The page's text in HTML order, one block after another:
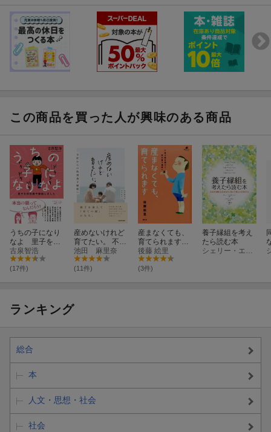
この商品を買った人が興味のある商品
うちの子になり
なよ 里子を特
別養子縁組しま
した
古泉智浩
(17件)
産めないけれど
育てたい。 不妊
からの特別養子
縁組へ
池田 麻里奈
(11件)
産まなくても、
育てられます
不妊治療を超え
て、特別養子縁
組へ
後藤 絵里
(3件)
養子縁組を考え
たら読む本
シェリー・エルドリッジ
ランキング
総合
本
人文・思想・社会
社会